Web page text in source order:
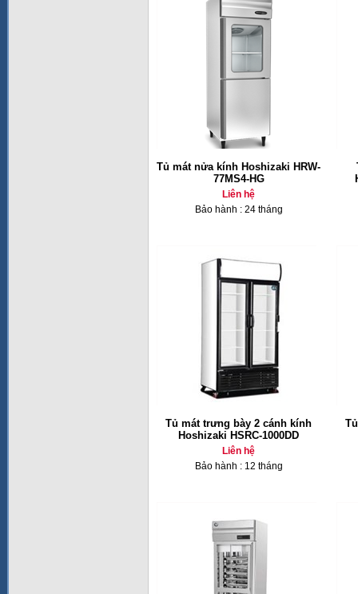
Tủ mát nửa kính Hoshizaki HRW-
77MS4-HG
Liên hệ
Bảo hành : 24 tháng
Tủ mát trưng bày 2 cánh kính
Hoshizaki HSRC-1000DD
Liên hệ
Bảo hành : 12 tháng